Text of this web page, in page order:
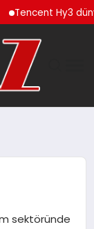
Tencent Hy3 dünya
sektöründe